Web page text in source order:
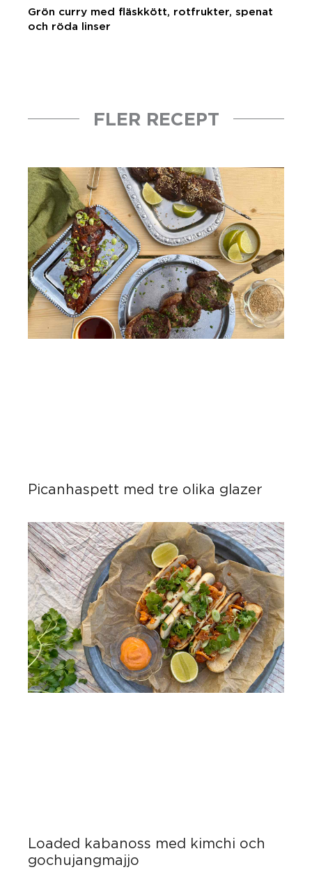
Grön curry med fläskkött, rotfrukter, spenat
och röda linser
FLER RECEPT
Picanhaspett med tre olika glazer
Loaded kabanoss med kimchi och
gochujangmajjo